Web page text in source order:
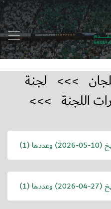
>>> لجنة
اللجنة >>>
(
2026-05-10) وعددها (1)
(
2026-04-27) وعددها (1)